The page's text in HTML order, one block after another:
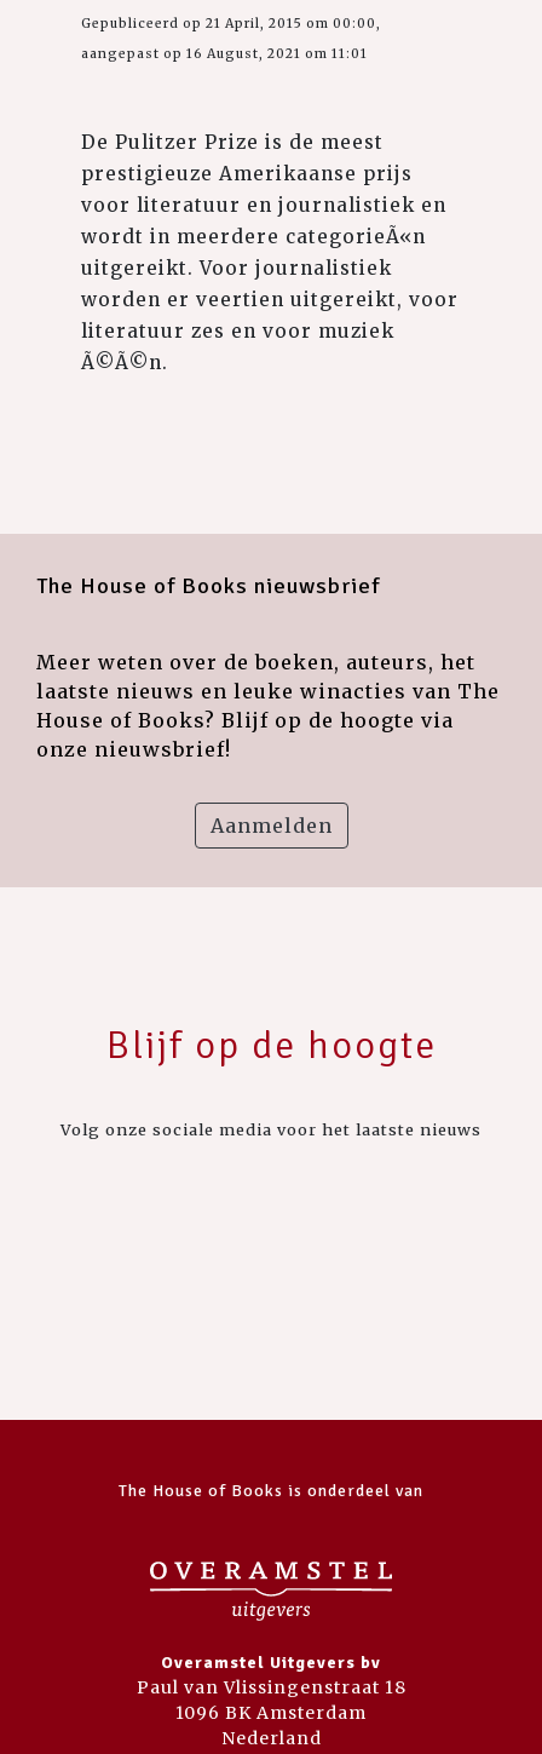
Gepubliceerd op 21 April, 2015 om 00:00,
aangepast op 16 August, 2021 om 11:01
De Pulitzer Prize is de meest
prestigieuze Amerikaanse prijs
voor literatuur en journalistiek en
wordt in meerdere categorieÃ«n
uitgereikt. Voor journalistiek
worden er veertien uitgereikt, voor
literatuur zes en voor muziek
Ã©Ã©n.
The House of Books nieuwsbrief
Meer weten over de boeken, auteurs, het
laatste nieuws en leuke winacties van The
House of Books? Blijf op de hoogte via
onze nieuwsbrief!
Aanmelden
Blijf op de hoogte
Volg onze sociale media voor het laatste nieuws
The House of Books is onderdeel van
Overamstel Uitgevers bv
Paul van Vlissingenstraat 18
1096 BK Amsterdam
Nederland